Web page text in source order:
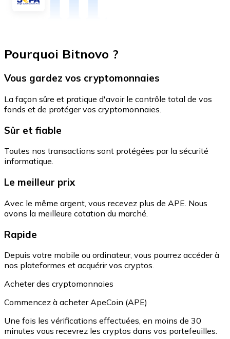
Pourquoi Bitnovo ?
Vous gardez vos cryptomonnaies
La façon sûre et pratique d'avoir le contrôle total de vos
fonds et de protéger vos cryptomonnaies.
Sûr et fiable
Toutes nos transactions sont protégées par la sécurité
informatique.
Le meilleur prix
Avec le même argent, vous recevez plus de APE. Nous
avons la meilleure cotation du marché.
Rapide
Depuis votre mobile ou ordinateur, vous pourrez accéder à
nos plateformes et acquérir vos cryptos.
Acheter des cryptomonnaies
Commencez à acheter ApeCoin (APE)
Une fois les vérifications effectuées, en moins de 30
minutes vous recevrez les cryptos dans vos portefeuilles.